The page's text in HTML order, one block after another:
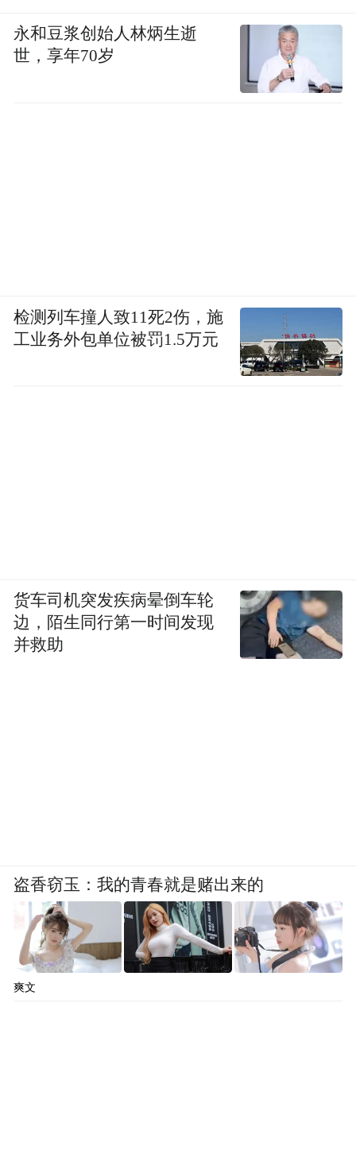
永和豆浆创始人林炳生逝
世，享年70岁
检测列车撞人致11死2伤，施
工业务外包单位被罚1.5万元
货车司机突发疾病晕倒车轮
边，陌生同行第一时间发现
并救助
盗香窃玉：我的青春就是赌出来的
爽文